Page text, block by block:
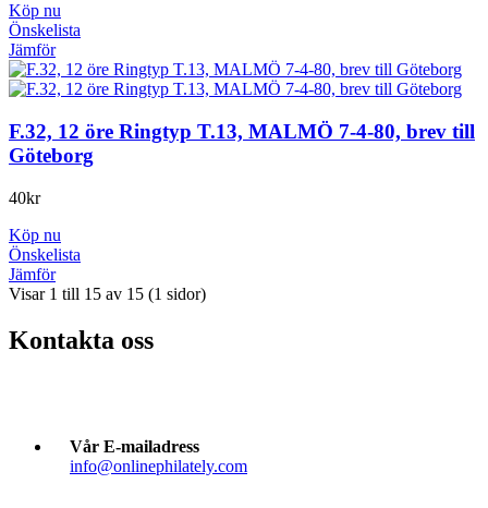
Köp nu
Önskelista
Jämför
F.32, 12 öre Ringtyp T.13, MALMÖ 7-4-80, brev till
Göteborg
40kr
Köp nu
Önskelista
Jämför
Visar 1 till 15 av 15 (1 sidor)
Kontakta oss
Vår E-mailadress
info@onlinephilately.com